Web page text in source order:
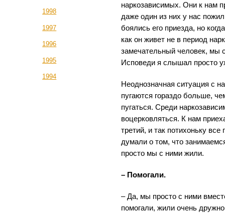
1998
1997
1996
1995
1994
наркозависимых. Они к нам
даже один из них у нас
боялись его приезда, но
как он живет не в период
замечательный человек, мы
Исповеди я слышал просто
Неоднозначная ситуация с
пугаются гораздо больше,
пугаться. Среди
воцерковляться. К нам
третий, и так потихоньку
думали о том, что
просто мы с ними жили.
– Помогали.
– Да, мы просто с ними
помогали, жили очень